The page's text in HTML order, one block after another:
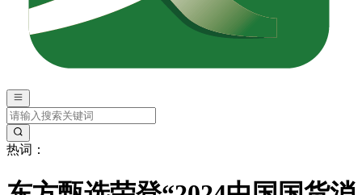
热词：